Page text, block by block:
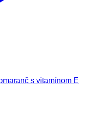
s vitamínom E